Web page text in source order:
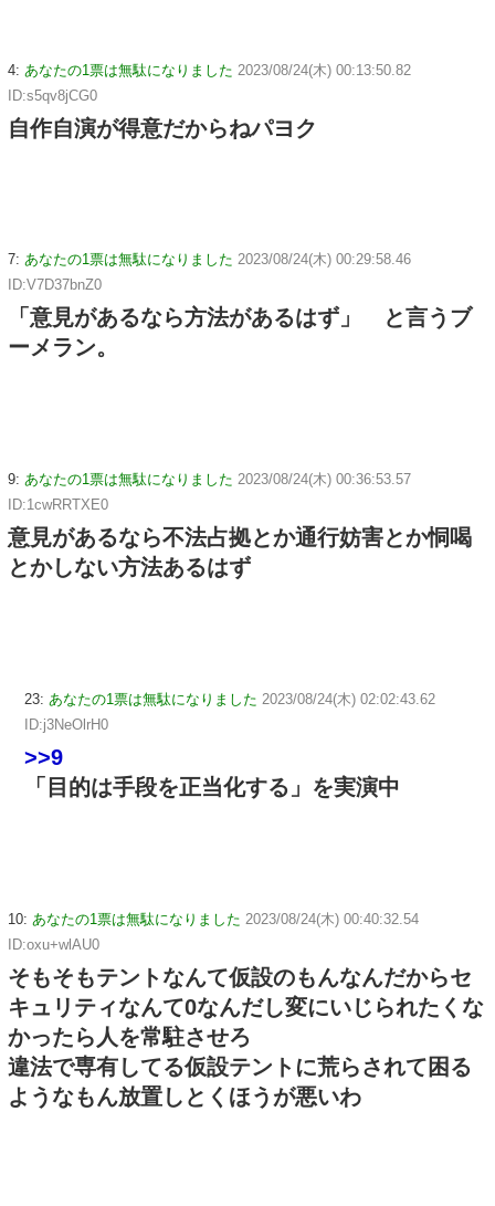
4: あなたの1票は無駄になりました 2023/08/24(木) 00:13:50.82
ID:s5qv8jCG0
自作自演が得意だからねパヨク
7: あなたの1票は無駄になりました 2023/08/24(木) 00:29:58.46
ID:V7D37bnZ0
「意見があるなら方法があるはず」 と言うブ
ーメラン。
9: あなたの1票は無駄になりました 2023/08/24(木) 00:36:53.57
ID:1cwRRTXE0
意見があるなら不法占拠とか通行妨害とか恫喝
とかしない方法あるはず
23: あなたの1票は無駄になりました 2023/08/24(木) 02:02:43.62
ID:j3NeOlrH0
>>9
「目的は手段を正当化する」を実演中
10: あなたの1票は無駄になりました 2023/08/24(木) 00:40:32.54
ID:oxu+wlAU0
そもそもテントなんて仮設のもんなんだからセ
キュリティなんて0なんだし変にいじられたくな
かったら人を常駐させろ
違法で専有してる仮設テントに荒らされて困る
ようなもん放置しとくほうが悪いわ